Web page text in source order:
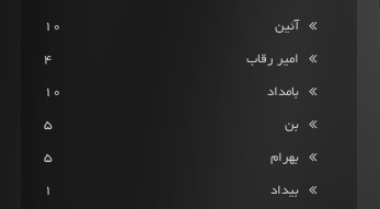
آئین 10
امیر رقاب 4
بامداد 10
بن 5
بهرام 5
بیداد 1